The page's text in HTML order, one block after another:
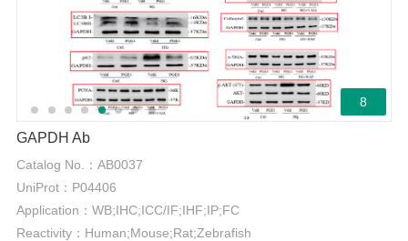
8
GAPDH Ab
Catalog No.： AB0037
UniProt： P04406
Application： WB;IHC;ICC/IF;IHF;IP;FC
Reactivity： Human;Mouse;Rat;Zebrafish